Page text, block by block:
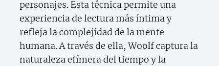
personajes. Esta técnica permite una
experiencia de lectura más íntima y
refleja la complejidad de la mente
humana. A través de ella, Woolf captura la
naturaleza efímera del tiempo y la